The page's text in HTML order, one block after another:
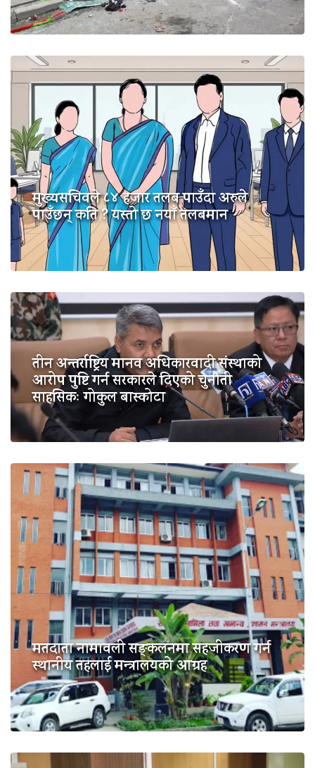
मुख्यसचिवले ८४ हजार तलब पाउँदा अरुले
पाउँछन् कति ? यस्तो छ नयाँ तलबमान
तीन अन्तर्राष्ट्रिय मानव अधिकारवादी संस्थाको
आरोप पुष्टि गर्न सरकारले दिएको चुनौती
साहसिकः गोकुल बास्कोटा
मतदाता नामावली सङ्कलनमा सहजीकरण गर्न
स्थानीय तहलाई मन्त्रालयको आग्रह